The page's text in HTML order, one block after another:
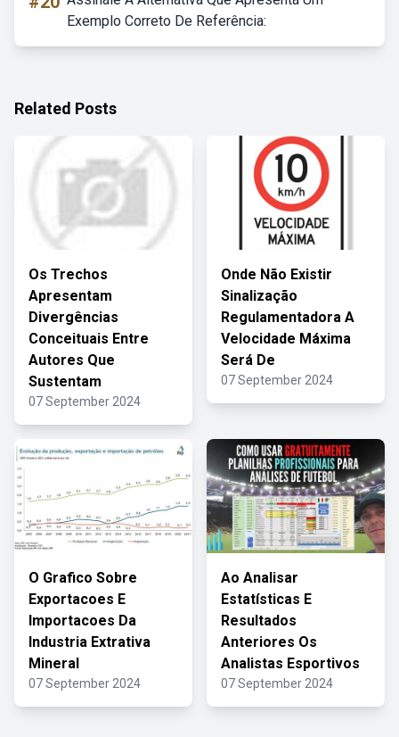
Exemplo Correto De Referência:
Related Posts
Os Trechos
Apresentam
Divergências
Conceituais Entre
Autores Que
Sustentam
07 September 2024
Onde Não Existir
Sinalização
Regulamentadora A
Velocidade Máxima
Será De
07 September 2024
O Grafico Sobre
Exportacoes E
Importacoes Da
Industria Extrativa
Mineral
07 September 2024
Ao Analisar
Estatísticas E
Resultados
Anteriores Os
Analistas Esportivos
07 September 2024